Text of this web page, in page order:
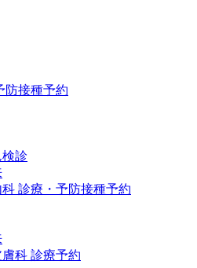
防接種予約
診
診療・予防接種予約
科 診療予約